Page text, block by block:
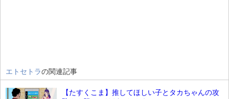
エトセトラの関連記事
【たすくこま】推してほしい子とタカちゃんの攻